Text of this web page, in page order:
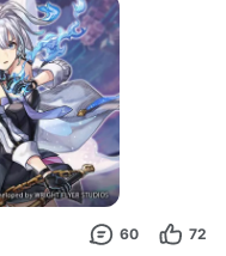
息，我们也会在第一时
请谅解。
上的账号踢
60 72